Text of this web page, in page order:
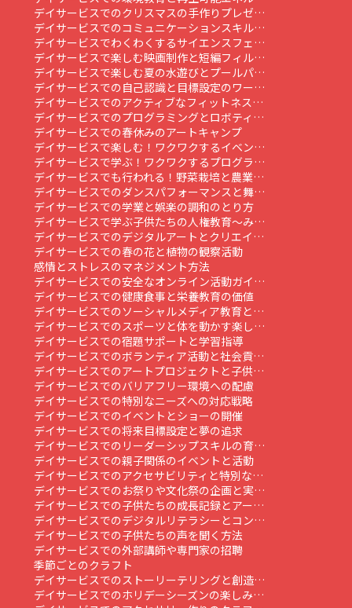
デイサービスでのクリスマスの手作りプレゼ…
デイサービスでのコミュニケーションスキル…
デイサービスでわくわくするサイエンスフェ…
デイサービスで楽しむ映画制作と短編フィル…
デイサービスで楽しむ夏の水遊びとプールパ…
デイサービスでの自己認識と目標設定のワー…
デイサービスでのアクティブなフィットネス…
デイサービスでのプログラミングとロボティ…
デイサービスでの春休みのアートキャンプ
デイサービスで楽しむ！ワクワクするイベン…
デイサービスで学ぶ！ワクワクするプログラ…
デイサービスでも行われる！野菜栽培と農業…
デイサービスでのダンスパフォーマンスと舞…
デイサービスでの学業と娯楽の調和のとり方
デイサービスで学ぶ子供たちの人権教育～み…
デイサービスでのデジタルアートとクリエイ…
デイサービスでの春の花と植物の観察活動
感情とストレスのマネジメント方法
デイサービスでの安全なオンライン活動ガイ…
デイサービスでの健康食事と栄養教育の価値
デイサービスでのソーシャルメディア教育と…
デイサービスでのスポーツと体を動かす楽し…
デイサービスでの宿題サポートと学習指導
デイサービスでのボランティア活動と社会貢…
デイサービスでのアートプロジェクトと子供…
デイサービスでのバリアフリー環境への配慮
デイサービスでの特別なニーズへの対応戦略
デイサービスでのイベントとショーの開催
デイサービスでの将来目標設定と夢の追求
デイサービスでのリーダーシップスキルの育…
デイサービスでの親子関係のイベントと活動
デイサービスでのアクセサビリティと特別な…
デイサービスでのお祭りや文化祭の企画と実…
デイサービスでの子供たちの成長記録とアー…
デイサービスでのデジタルリテラシーとコン…
デイサービスでの子供たちの声を聞く方法
デイサービスでの外部講師や専門家の招聘
季節ごとのクラフト
デイサービスでのストーリーテリングと創造…
デイサービスでのホリデーシーズンの楽しみ…